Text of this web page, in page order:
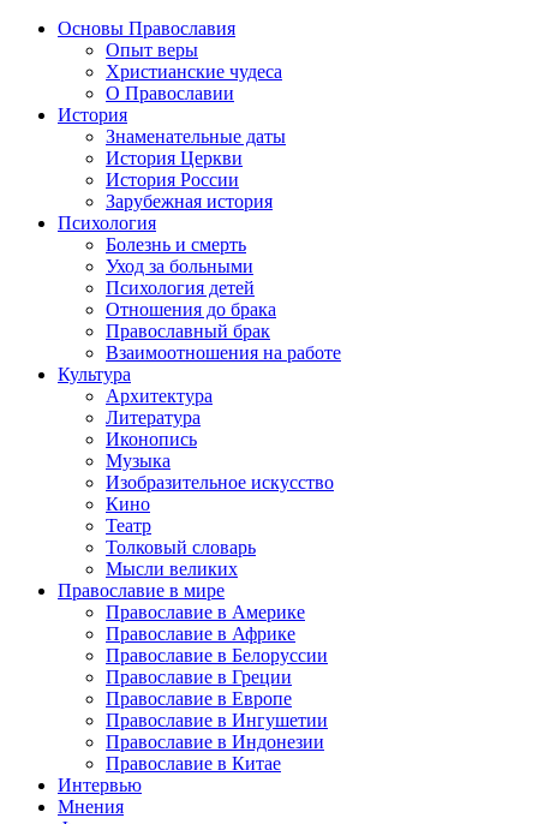
Основы Православия
Опыт веры
Христианские чудеса
О Православии
История
Знаменательные даты
История Церкви
История России
Зарубежная история
Психология
Болезнь и смерть
Уход за больными
Психология детей
Отношения до брака
Православный брак
Взаимоотношения на работе
Культура
Архитектура
Литература
Иконопись
Музыка
Изобразительное искусство
Кино
Театр
Толковый словарь
Мысли великих
Православие в мире
Православие в Америке
Православие в Африке
Православие в Белоруссии
Православие в Греции
Православие в Европе
Православие в Ингушетии
Православие в Индонезии
Православие в Китае
Интервью
Мнения